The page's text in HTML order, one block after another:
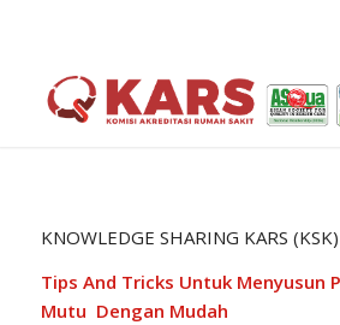
KNOWLEDGE SHARING KARS
Tips And Tricks UntukMenyusun
Mutu Dengan Mudah